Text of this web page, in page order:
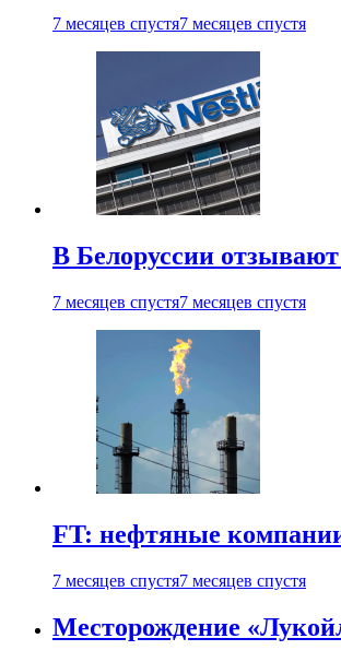
7 месяцев спустя7 месяцев спустя
В Белоруссии отзывают
7 месяцев спустя7 месяцев спустя
FT: нефтяные
7 месяцев спустя7 месяцев спустя
Месторождение